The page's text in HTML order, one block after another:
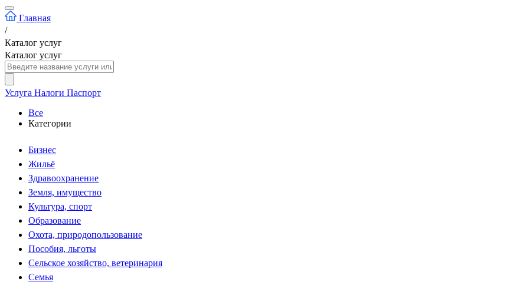
Главная
/
Каталог услуг
Каталог услуг
Услуга Налоги Паспорт
Все
Категории
Бизнес
Жильё
Здравоохранение
Земля, имущество
Культура, спорт
Образование
Охота, природопользование
Пособия, льготы
Сельское хозяйство, ветеринария
Семья